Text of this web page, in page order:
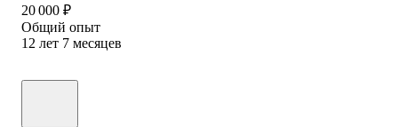
20 000 ₽
Общий опыт
12 лет 7 месяцев